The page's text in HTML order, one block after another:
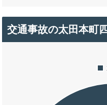
交通事故の太田本町